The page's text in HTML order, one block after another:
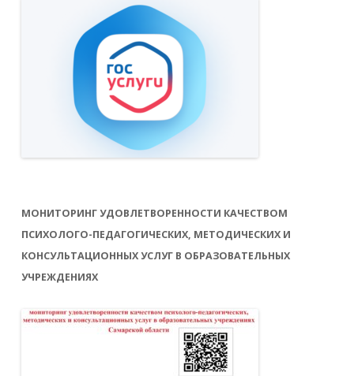
МОНИТОРИНГ УДОВЛЕТВОРЕННОСТИ КАЧЕСТВОМ
ПСИХОЛОГО-ПЕДАГОГИЧЕСКИХ, МЕТОДИЧЕСКИХ И
КОНСУЛЬТАЦИОННЫХ УСЛУГ В ОБРАЗОВАТЕЛЬНЫХ
УЧРЕЖДЕНИЯХ